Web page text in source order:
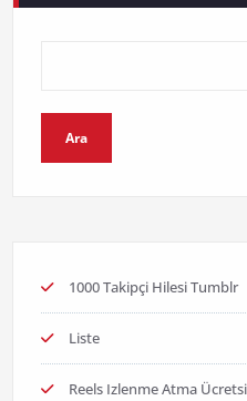
Ara
1000 Takipçi Hilesi Tumblr
Liste
Reels Izlenme Atma